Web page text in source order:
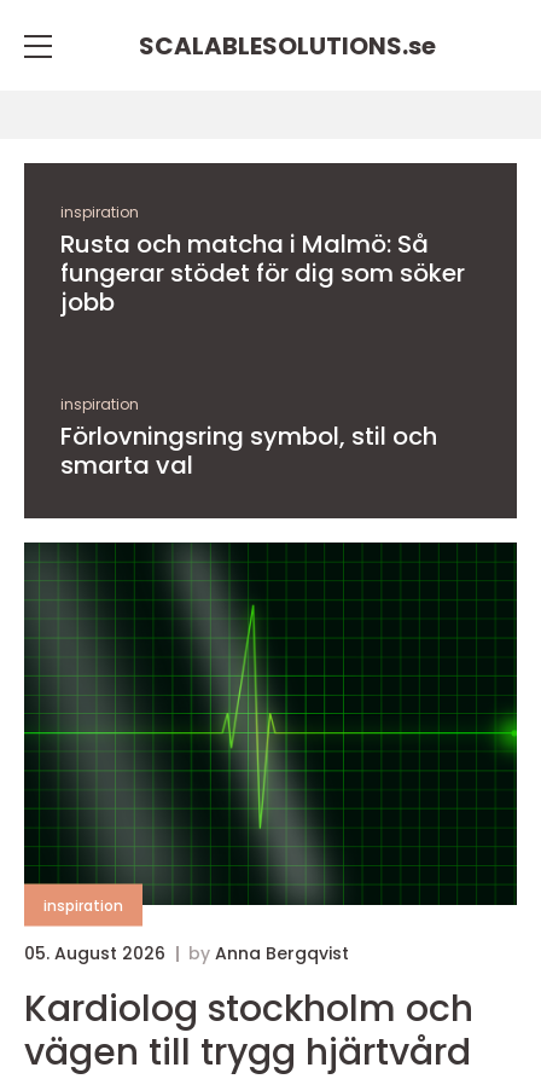
SCALABLESOLUTIONS.se
inspiration
Rusta och matcha i Malmö: Så
fungerar stödet för dig som söker
jobb
inspiration
Förlovningsring symbol, stil och
smarta val
inspiration
05. August 2026 by Anna Bergqvist
Kardiolog stockholm och
vägen till trygg hjärtvård